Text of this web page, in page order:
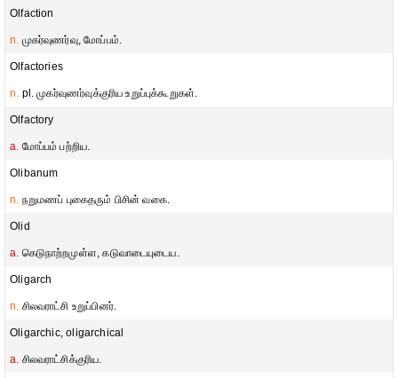
Olfaction
n. முகர்வுணர்வு, மோப்பம்.
Olfactories
n. pl. முகர்வுணர்வுக்குரிய உறுப்புக்கூறுகள்.
Olfactory
a. மோப்பம் பற்றிய.
Olibanum
n. நறுமணப் புகைதரும் பிசின் வகை.
Olid
a. கெடுநாற்றமுள்ள, கடுவாடையுடைய.
Oligarch
n. சிலவராட்சி உறுப்பினர்.
Oligarchic, oligarchical
a. சிலவராட்சிக்குரிய.